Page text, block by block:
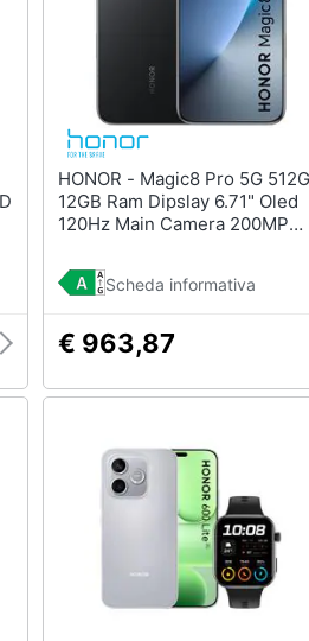
HONOR - Magic8 Pro 5G 512GB
12GB Ram Dipslay 6.71" Oled
120Hz Main Camera 200MP
16 Snapdragon 8 Elite Gen5
7100mAh Black
Scheda informativa
€ 963,87